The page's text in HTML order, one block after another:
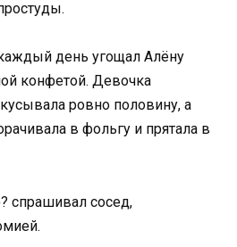
день угощал Алёну
конфетой. Девочка
ровно половину, а
в фольгу и прятала в
спрашивал сосед,